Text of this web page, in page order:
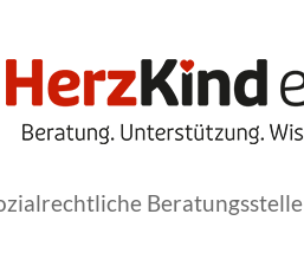
Beratungsstelle